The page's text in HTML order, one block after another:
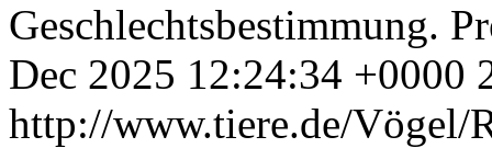
Geschlechtsbestimmung.
Dec 2025 12:24:34 +0000
http://www.tiere.de/Vögel/